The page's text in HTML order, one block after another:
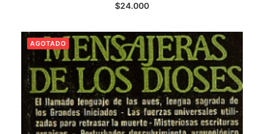
$24.000
AGOTADO